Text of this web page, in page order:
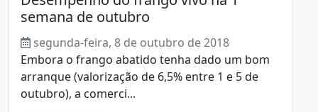
semana de outubro
segunda-feira, 8 de outubro de 2018
Embora o frango abatido tenha dado um bom
arranque (valorização de 6,5% entre 1 e 5 de
outubro), a comerci...